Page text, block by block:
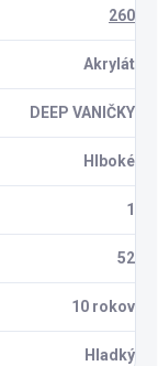
260
Akrylát
DEEP VANIČKY
Hlboké
1
52
10 rokov
Hladký